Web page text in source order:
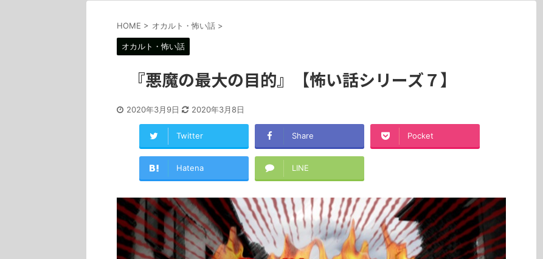
HOME > オカルト・怖い話 >
オカルト・怖い話
『悪魔の最大の目的』【怖い話シリーズ７】
2020年3月9日 2020年3月8日
Twitter Share Pocket
Hatena LINE